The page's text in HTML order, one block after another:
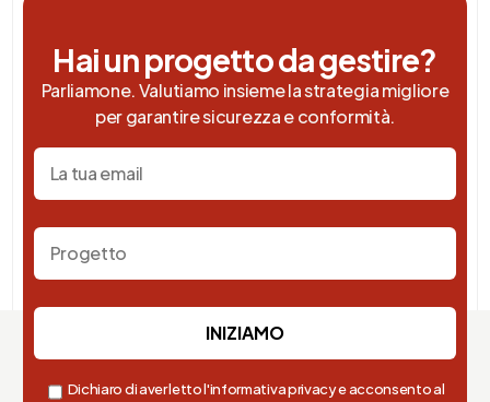
Hai un progetto da gestire?
Parliamone. Valutiamo insieme la strategia migliore
per garantire sicurezza e conformità.
Dichiaro di aver letto l'informativa privacy e acconsento al